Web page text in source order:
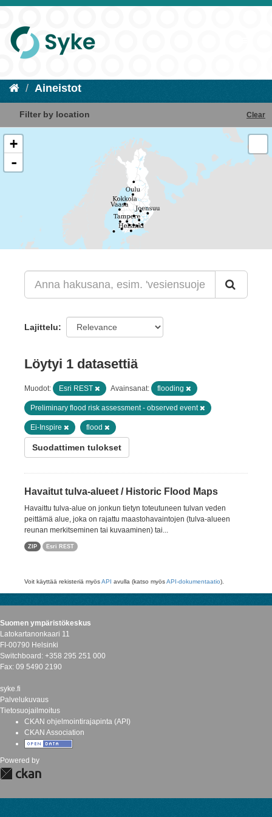
Aineistot
Filter by location Clear
+
-
Lajittelu
Löytyi 1 datasettiä
Muodot: Esri REST Avainsanat: flooding
Preliminary flood risk assessment - observed event
Ei-Inspire flood
Suodattimen tulokset
Havaitut tulva-alueet / Historic Flood Maps
Havaittu tulva-alue on jonkun tietyn toteutuneen tulvan veden
peittämä alue, joka on rajattu maastohavaintojen (tulva-alueen
reunan merkitseminen tai kuvaaminen) tai...
ZIP Esri REST
Voit käyttää rekisteriä myösAPI avulla (katso myösAPI-dokumentaatio).
Suomen ympäristökeskus
Latokartanonkaari 11
FI-00790 Helsinki
Switchboard: +358 295 251 000
Fax: 09 5490 2190
syke.fi
Palvelukuvaus
Tietosuojailmoitus
CKAN ohjelmointirajapinta (API)
CKAN Association
Powered by